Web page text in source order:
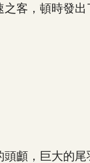
客，頓時發出
，巨大的尾